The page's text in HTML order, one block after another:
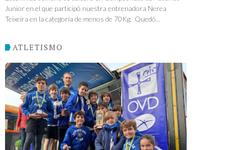
Junior en el que participó nuestra entrenadora Nerea
Teixeira en la categoría de menos de 70Kg. Quedó...
ATLETISMO